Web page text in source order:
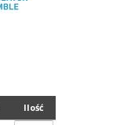
Ilość